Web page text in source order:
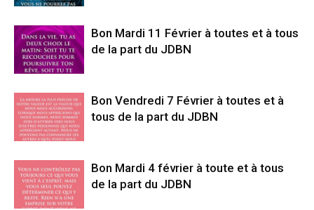
Bon Mardi 11 Février à toutes et à tous
de la part du JDBN
Bon Vendredi 7 Février à toutes et à
tous de la part du JDBN
Bon Mardi 4 février à toute et à tous
de la part du JDBN